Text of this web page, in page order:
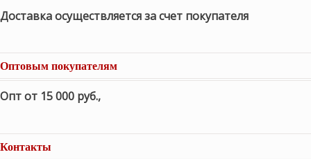
Доставка осуществляется за счет покупателя
Оптовым покупателям
Опт от 15 000 руб.,
Контакты